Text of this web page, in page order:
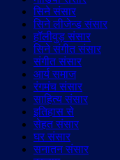
सिने संसार
सिने लीजेन्ड संसार
हॉलीवुड़ संसार
सिने संगीत संसार
संगीत संसार
आर्य समाज
रंगमंच संसार
साहित्य संसार
इतिहास से
सेहत संसार
घर संसार
सनातन संसार